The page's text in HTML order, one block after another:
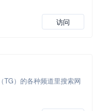
访问
TG）的各种频道里搜索网